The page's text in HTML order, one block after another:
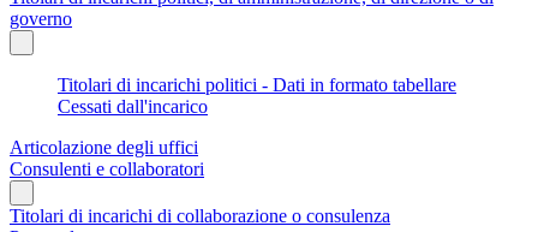
governo
Titolari di incarichi politici - Dati in formato tabellare
Cessati dall'incarico
Articolazione degli uffici
Consulenti e collaboratori
Titolari di incarichi di collaborazione o consulenza